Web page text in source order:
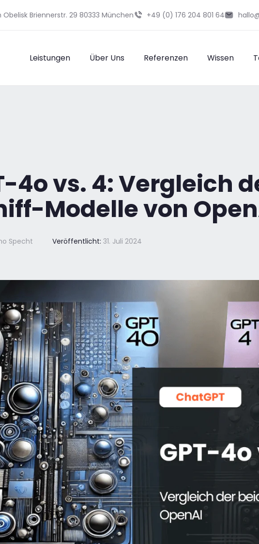
Briennerstr. 29 80333 München +49 (0) 176 204 801 64
Leistungen Über Uns Referenzen Wissen
4o vs. 4: Vergleich
Modelle von
Specht Veröffentlicht: 31. Juli 2024